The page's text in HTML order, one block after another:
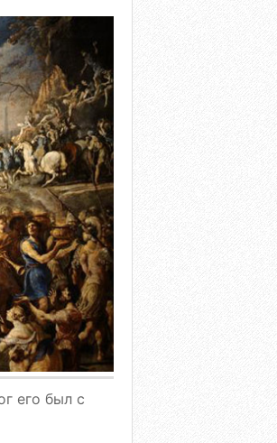
его был с